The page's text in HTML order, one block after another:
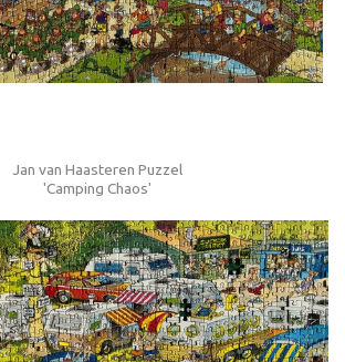
Jan van Haasteren Puzzel
'Camping Chaos'